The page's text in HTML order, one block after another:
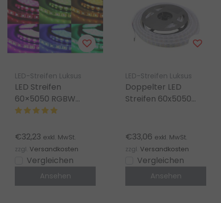
LED-Streifen Luksus
LED Streifen
60×5050 RGBW
19,2W 1400lm/m 12V
€32,23 exkl. MwSt.
zzgl. Versandkosten
Vergleichen
Ansehen
LED-Streifen Luksus
Doppelter LED
Streifen 60x5050
5m Rolle
€33,06 exkl. MwSt.
zzgl. Versandkosten
Vergleichen
Ansehen